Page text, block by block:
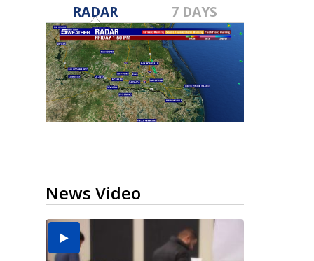
RADAR 7 DAYS
News Video